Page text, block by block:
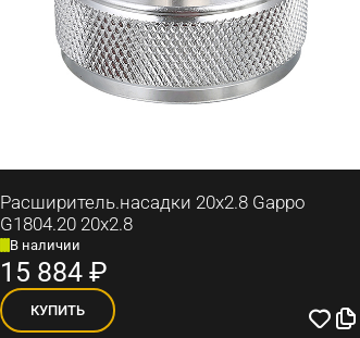
Расширитель.насадки 20x2.8 Gappo
G1804.20 20x2.8
В наличии
15 884₽
КУПИТЬ